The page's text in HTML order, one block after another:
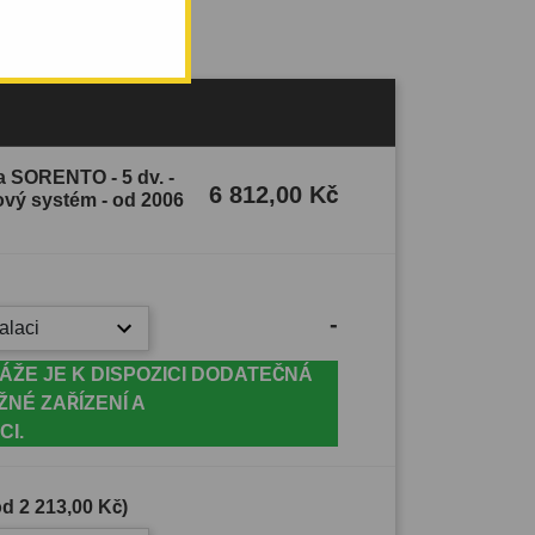
- 5 dv. -
systém - od 2006
6 812,00 Kč
-
JE K DISPOZICI DODATEČNÁ
ZAŘÍZENÍ A
2 213,00 Kč)